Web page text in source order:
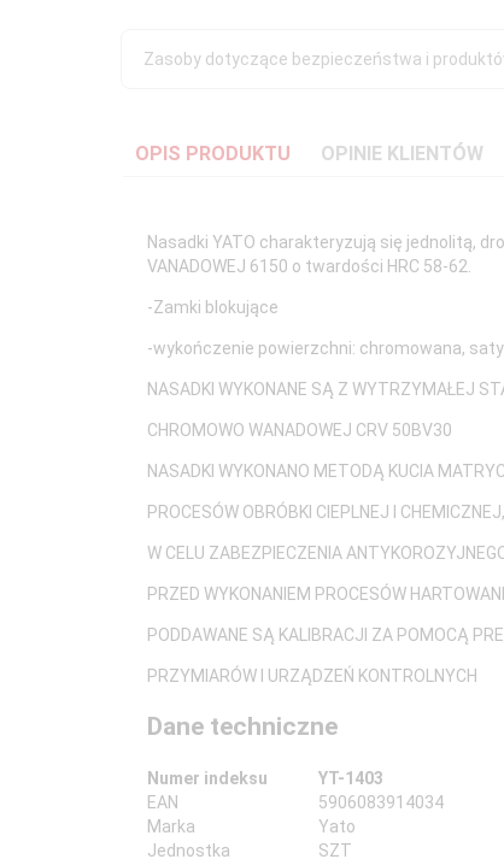
Zasoby dotyczące bezpieczeństwa i
OPIS PRODUKTU OPINIE KLIENTÓW
Nasadki YATO charakteryzują się jednolitą,
VANADOWEJ 6150 o twardości HRC 58-62.
-Zamki blokujące
-wykończenie powierzchni: chromowana,
NASADKI WYKONANE SĄ Z WYTRZYMAŁEJ
CHROMOWO WANADOWEJ CRV 50BV30
NASADKI WYKONANO METODĄ KUCIA
PROCESÓW OBRÓBKI CIEPLNEJ I
W CELU ZABEZPIECZENIA
PRZED WYKONANIEM PROCESÓW
PODDAWANE SĄ KALIBRACJI ZA POMOCĄ
PRZYMIARÓW I URZĄDZEŃ KONTROLNYCH
Dane techniczne
Numer indeksu
YT-1403
EAN
5906083914034
Marka
Yato
Jednostka
SZT